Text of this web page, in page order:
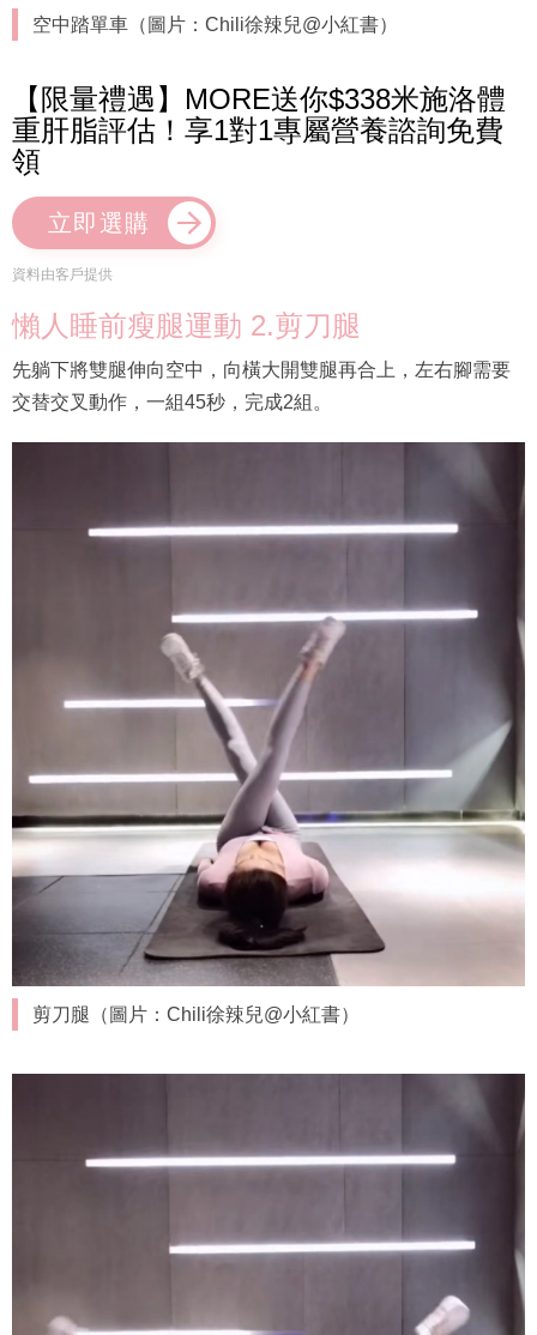
空中踏單車（圖片：Chili徐辣兒@小紅書）
【限量禮遇】MORE送你$338米施洛體
重肝脂評估！享1對1專屬營養諮詢免費
領
立即選購
資料由客戶提供
懶人睡前瘦腿運動 2.剪刀腿
先躺下將雙腿伸向空中，向橫大開雙腿再合上，左右腳需要
交替交叉動作，一組45秒，完成2組。
剪刀腿（圖片：Chili徐辣兒@小紅書）